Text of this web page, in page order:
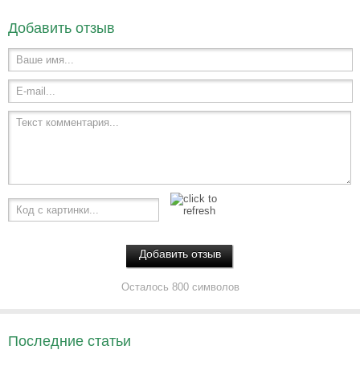
Добавить отзыв
Ваше имя...
E-mail...
Текст комментария...
Код с картинки...
Осталось 800 символов
Последние статьи